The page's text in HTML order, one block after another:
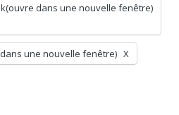
dans une nouvelle fenêtre)
une nouvelle fenêtre) X